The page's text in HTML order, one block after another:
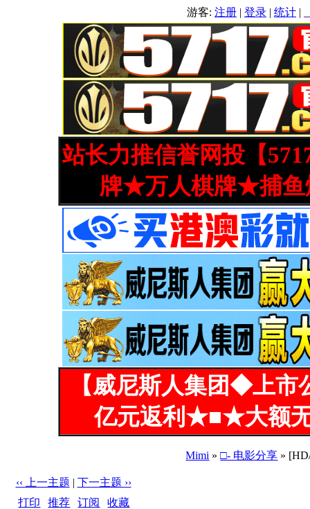
游客: 注册 | 登录 | 统计 |
站长力推信誉网投【
牌★万人棋牌★捕鱼
【威尼斯人集团◆上
亿元返利★■★大额
Mimi »□- 电影分享 »
‹‹ 上一主题 | 下一主题 ››
打印 |推荐 |订阅 |收藏